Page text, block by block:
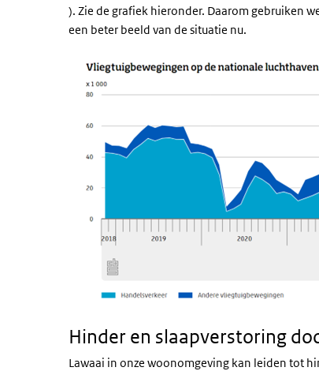
(externe link)
). Zie de grafiek hieronder. Daarom gebruiken
een beter beeld van de situatie nu.
Hinder en slaapverstoring
Lawaai in onze woonomgeving kan leiden tot